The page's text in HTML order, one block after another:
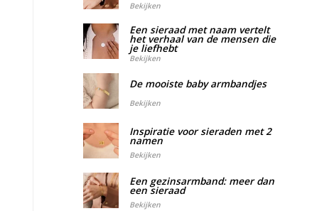
Bekijken
Een sieraad met naam vertelt
het verhaal van de mensen die
je liefhebt
Bekijken
De mooiste baby armbandjes
Bekijken
Inspiratie voor sieraden met 2
namen
Bekijken
Een gezinsarmband: meer dan
een sieraad
Bekijken